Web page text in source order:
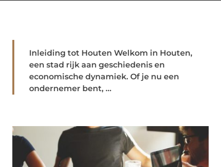
Inleiding tot Houten Welkom in Houten,
een stad rijk aan geschiedenis en
economische dynamiek. Of je nu een
ondernemer bent, ...